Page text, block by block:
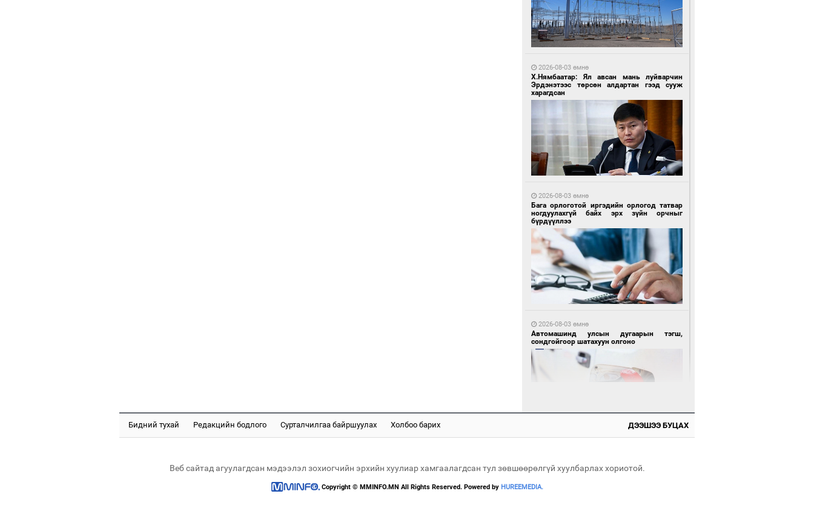
1 өдрийн өмнө өмнө
Ирландын алдарт Boyzone хамтлагийн
1 өдрийн өмнө өмнө
Нарны эрчим хүчээр гэрэлтдэг үйлдвэр
1 өдрийн өмнө өмнө
Монгол Улсын волейболын шигшээ баг
өнөөдөр Хятадын эсрэг тоглоно
дугаартай автомашинтай иргэдэд шатахуун
2026-08-03 өмнө
Х.Нямбаатар: Ял авсан мань луйварчин
Эрдэнэтээс төрсөн алдартан гээд сууж
харагдсан
2026-08-03 өмнө
Бага орлоготой иргэдийн орлогод татвар
ногдуулахгүй байх эрх зүйн орчныг
бүрдүүллээ
2026-08-03 өмнө
Автомашинд улсын дугаарын тэгш,
сондгойгоор шатахуун олгоно
Бидний тухай Редакцийн бодлого Сурталчилгаа байршуулах Холбоо барих ДЭЭШЭЭ БУЦАХ
Веб сайтад агуулагдсан мэдээлэл зохиогчийн эрхийн хуулиар хамгаалагдсан тул зөвшөөрөлгүй хуулбарлах хориотой.
Copyright © MMINFO.MN All Rights Reserved. Powered by HUREEMEDIA.